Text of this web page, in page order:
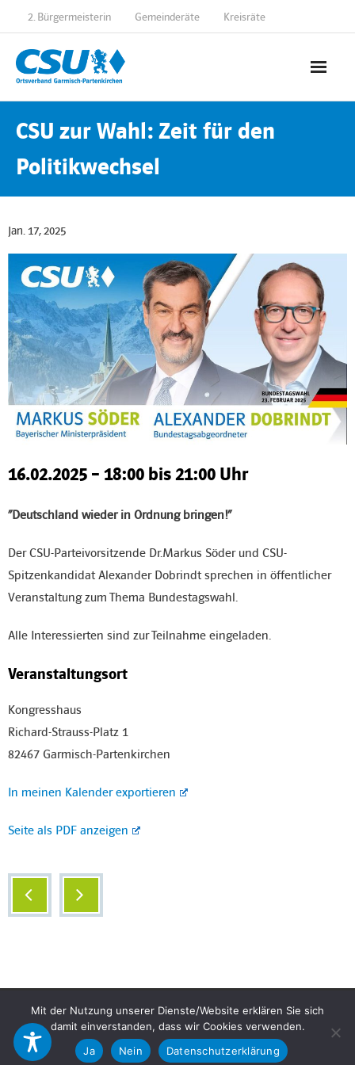
2. Bürgermeisterin Gemeinderäte Kreisräte
Startseite
Aktuelles
Social Media
Über uns
- 2. Bürgermeisterin
- Gemeinderäte
- Kreisräte
- Vorstandschaft des OV
- Ehrungen
Mitglied werden
Kontakt & Spenden
CSU zur Wahl: Zeit für den
Politikwechsel
Jan. 17, 2025
16.02.2025 – 18:00 bis 21:00 Uhr
“Deutschland wieder in Ordnung bringen!”
Der CSU-Parteivorsitzende Dr.Markus Söder und CSU-
Spitzenkandidat Alexander Dobrindt sprechen in öffentlicher
Veranstaltung zum Thema Bundestagswahl.
Alle Interessierten sind zur Teilnahme eingeladen.
Veranstaltungsort
Kongresshaus
Richard-Strauss-Platz 1
82467 Garmisch-Partenkirchen
In meinen Kalender exportieren
Seite als PDF anzeigen
Copyright © 2026 CSU OV Garmisch-Partenkirchen
Datenschutz Impressum
Mit der Nutzung unserer Dienste/Website erklären Sie sich
damit einverstanden, dass wir Cookies verwenden.
Ja
Nein Datenschutzerklärung